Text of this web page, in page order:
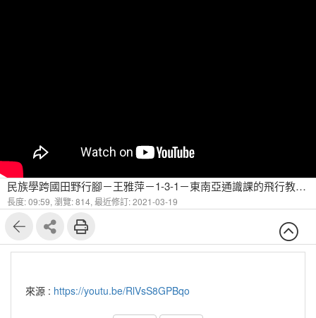
民族學跨國田野行腳－王雅萍－1-3-1－東南亞通識課的飛行教室拓展海外課程(一)
長度: 09:59, 瀏覽: 814, 最近修訂: 2021-03-19
來源 : https://youtu.be/RlVsS8GPBqo